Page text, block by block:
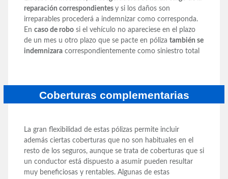
reparación correspondientes y si los daños son
irreparables procederá a indemnizar como corresponda.
En caso de robosi el vehículo no apareciese en el plazo
de un mes u otro plazo que se pacte en póliza también se
indemnizaracorrespondientemente como siniestro total
Coberturas complementarias
La gran flexibilidad de estas pólizas permite incluir
además ciertas coberturas que no son habituales en el
resto de los seguros, aunque se trata de coberturas que si
un conductor está dispuesto a asumir pueden resultar
muy beneficiosas y rentables. Algunas de estas